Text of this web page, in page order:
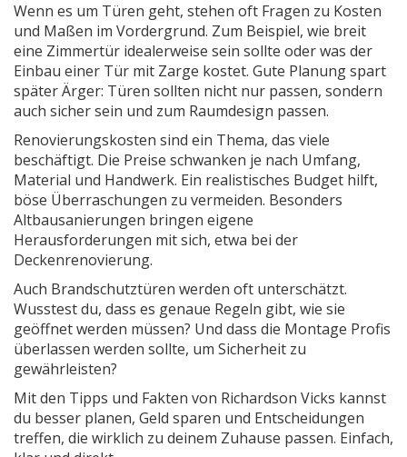
Wenn es um Türen geht, stehen oft Fragen zu Kosten
und Maßen im Vordergrund. Zum Beispiel, wie breit
eine Zimmertür idealerweise sein sollte oder was der
Einbau einer Tür mit Zarge kostet. Gute Planung spart
später Ärger: Türen sollten nicht nur passen, sondern
auch sicher sein und zum Raumdesign passen.
Renovierungskosten sind ein Thema, das viele
beschäftigt. Die Preise schwanken je nach Umfang,
Material und Handwerk. Ein realistisches Budget hilft,
böse Überraschungen zu vermeiden. Besonders
Altbausanierungen bringen eigene
Herausforderungen mit sich, etwa bei der
Deckenrenovierung.
Auch Brandschutztüren werden oft unterschätzt.
Wusstest du, dass es genaue Regeln gibt, wie sie
geöffnet werden müssen? Und dass die Montage Profis
überlassen werden sollte, um Sicherheit zu
gewährleisten?
Mit den Tipps und Fakten von Richardson Vicks kannst
du besser planen, Geld sparen und Entscheidungen
treffen, die wirklich zu deinem Zuhause passen. Einfach,